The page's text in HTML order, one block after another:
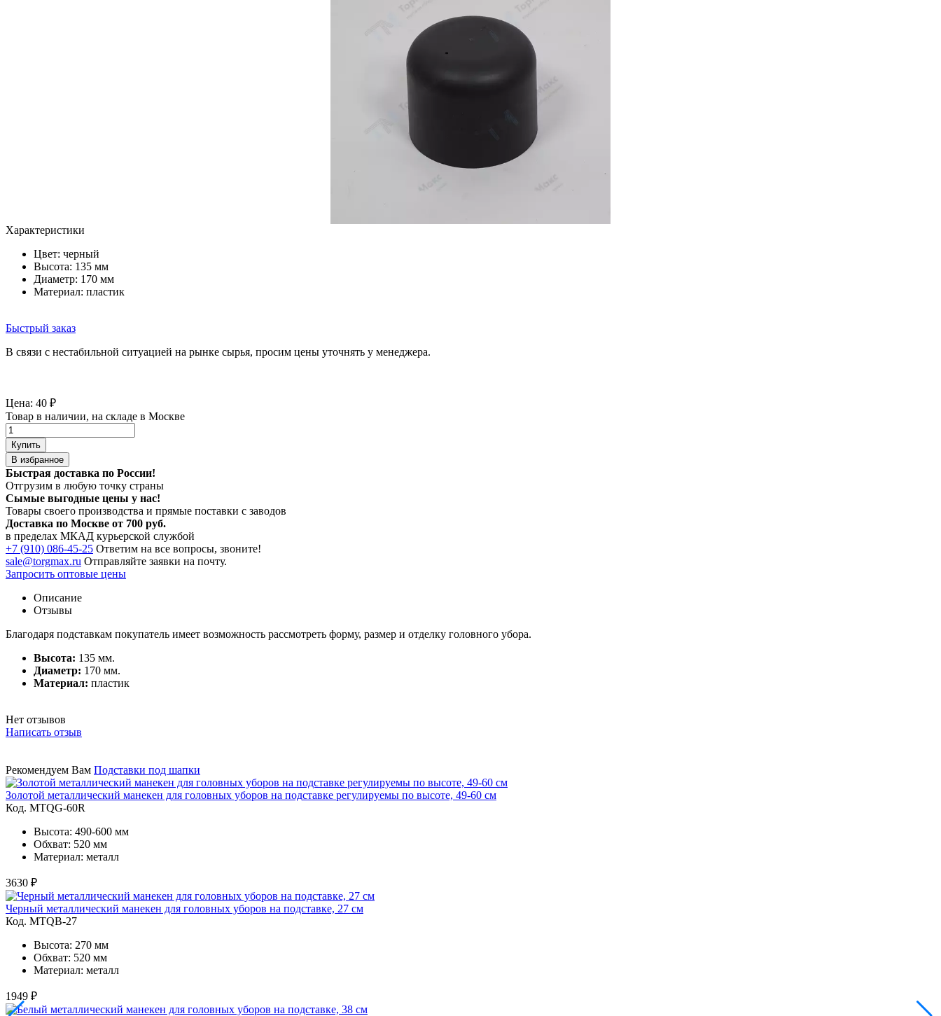
Характеристики
Цвет: черный
Высота: 135 мм
Диаметр: 170 мм
Материал: пластик
Быстрый заказ
В связи с нестабильной ситуацией на рынке сырья, просим цены уточнять у менеджера.
Цена: 40 ₽
Товар в наличии, на складе в Москве
Купить
В избранное
Быстрая доставка по России!
Отгрузим в любую точку страны
Сымые выгодные цены у нас!
Товары своего производства и прямые поставки с заводов
Доставка по Москве от 700 руб.
в пределах МКАД курьерской службой
+7 (910) 086-45-25 Ответим на все вопросы, звоните!
sale@torgmax.ru Отправляйте заявки на почту.
Запросить оптовые цены
Описание
Отзывы
Благодаря подставкам покупатель имеет возможность рассмотреть форму, размер и отделку головного убора.
Высота: 135 мм.
Диаметр: 170 мм.
Материал: пластик
Нет отзывов
Написать отзыв
Рекомендуем Вам Подставки под шапки
Золотой металлический манекен для головных уборов на подставке регулируемы по высоте, 49-60 см
Код. MTQG-60R
Высота: 490-600 мм
Обхват: 520 мм
Материал: металл
3630 ₽
Черный металлический манекен для головных уборов на подставке, 27 см
Код. MTQB-27
Высота: 270 мм
Обхват: 520 мм
Материал: металл
1949 ₽